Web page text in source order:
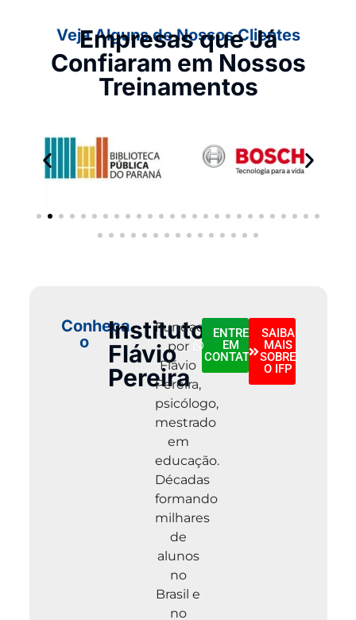
Veja Alguns de Nossos Clientes
Empresas que Já
Confiaram em Nossos
Treinamentos
Conheça
o
Instituto
Flávio
Pereira
Fundado
por
Flávio
Pereira,
psicólogo,
mestrado
em
educação.
Décadas
formando
milhares
de
alunos
no
Brasil e
no
ENTRE
EM
CONTATO
SAIBA
MAIS
SOBRE
O IFP